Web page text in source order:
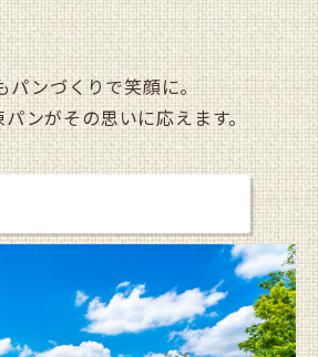
パンづくりで笑顔に。
ンがその思いに応えます。